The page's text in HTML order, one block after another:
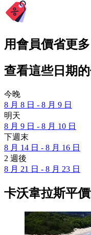
用會員價省更多
查看這些日期
今晚
8 月 8 日 - 8 月 9 日
明天
8 月 9 日 - 8 月 10 日
下週末
8 月 14 日 - 8 月 16 日
2 週後
8 月 21 日 - 8 月 23 日
卡沃韋拉斯平